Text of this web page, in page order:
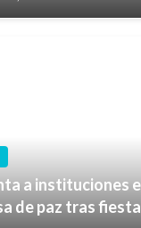
a instituciones
de paz tras